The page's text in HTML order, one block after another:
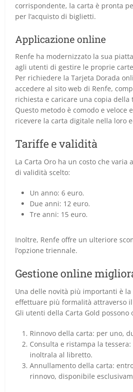
corrispondente, la carta è pronta
per l’acquisto di biglietti.
Applicazione online
Renfe ha modernizzato la sua
agli utenti di gestire le proprie
Per richiedere la Tarjeta Dorada
accedere al sito web di Renfe,
richiesta e caricare una copia della
Questo metodo è comodo e veloce
ricevere la carta digitale nella loro
Tariffe e validità
La Carta Oro ha un costo che varia
di validità scelto:
Un anno: 6 euro.
Due anni: 12 euro.
Tre anni: 15 euro.
Inoltre, Renfe offre un ulteriore
l’opzione triennale.
Gestione online
Una delle novità più importanti è
effettuare più formalità attraverso
Gli utenti della Carta Gold possono
Rinnovo della carta: per uno,
Consulta e ristampa la
inoltrala al libretto.
Annullamento della carta:
rinnovo, disponibile